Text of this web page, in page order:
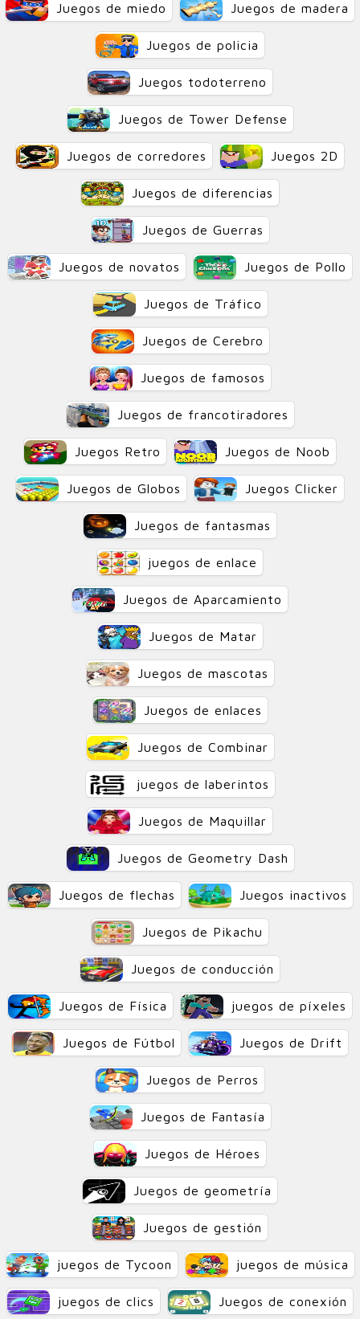
Juegos de miedo Juegos de madera
Juegos de policia
Juegos todoterreno
Juegos de Tower Defense
Juegos de corredores Juegos 2D
Juegos de diferencias
Juegos de Guerras
Juegos de novatos Juegos de Pollo
Juegos de Tráfico
Juegos de Cerebro
Juegos de famosos
Juegos de francotiradores
Juegos Retro Juegos de Noob
Juegos de Globos Juegos Clicker
Juegos de fantasmas
juegos de enlace
Juegos de Aparcamiento
Juegos de Matar
Juegos de mascotas
Juegos de enlaces
Juegos de Combinar
juegos de laberintos
Juegos de Maquillar
Juegos de Geometry Dash
Juegos de flechas Juegos inactivos
Juegos de Pikachu
Juegos de conducción
Juegos de Física juegos de píxeles
Juegos de Fútbol Juegos de Drift
Juegos de Perros
Juegos de Fantasía
Juegos de Héroes
Juegos de geometría
Juegos de gestión
juegos de Tycoon juegos de música
juegos de clics Juegos de conexión